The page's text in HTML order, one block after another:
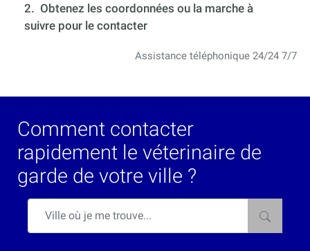
2. Obtenez les coordonnées ou la marche à
suivre pour le contacter
Assistance téléphonique 24/24 7/7
Comment contacter
rapidement le véterinaire de
garde de votre ville ?